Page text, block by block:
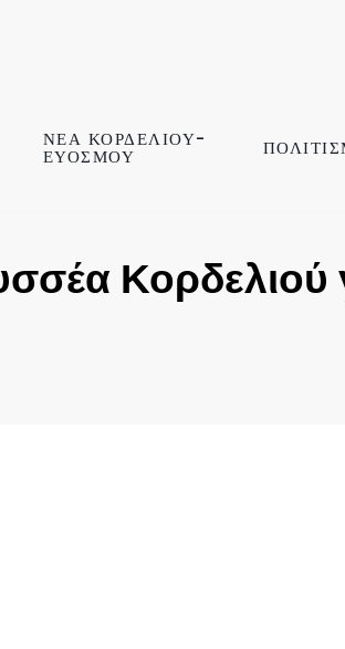
ΝΕΑ ΚΟΡΔΕΛΙΟΥ-
ΕΥΟΣΜΟΥ
Κορδελιού